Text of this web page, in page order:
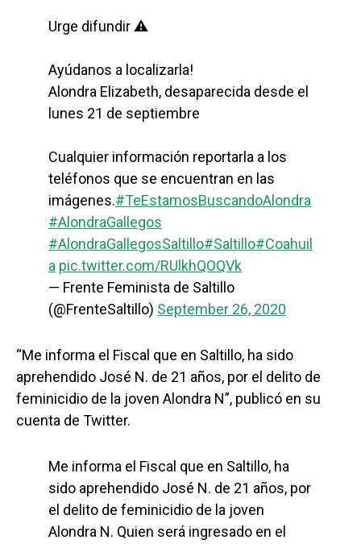
Urge difundir ⚠️
Ayúdanos a localizarla!
Alondra Elizabeth, desaparecida desde el
lunes 21 de septiembre
Cualquier información reportarla a los
teléfonos que se encuentran en las
imágenes.#TeEstamosBuscandoAlondra
#AlondraGallegos
#AlondraGallegosSaltillo#Saltillo#Coahuil
a pic.twitter.com/RUlkhQOQVk
— Frente Feminista de Saltillo
(@FrenteSaltillo) September 26, 2020
“Me informa el Fiscal que en Saltillo, ha sido
aprehendido José N. de 21 años, por el delito de
feminicidio de la joven Alondra N”, publicó en su
cuenta de Twitter.
Me informa el Fiscal que en Saltillo, ha
sido aprehendido José N. de 21 años, por
el delito de feminicidio de la joven
Alondra N. Quien será ingresado en el